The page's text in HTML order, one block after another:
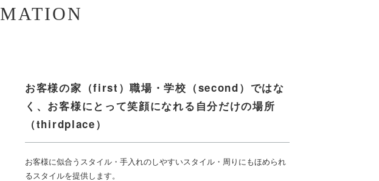
お客様の家（first）職場・学校（second）ではな
く、お客様にとって笑顔になれる自分だけの場所
（thirdplace）
お客様に似合うスタイル・手入れのしやすいスタイル・周りにもほめられ
るスタイルを提供します。